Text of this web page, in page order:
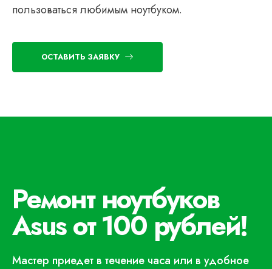
пользоваться любимым ноутбуком.
ОСТАВИТЬ ЗАЯВКУ
Ремонт ноутбуков
Asus от 100 рублей!
Мастер приедет в течение часа или в удобное